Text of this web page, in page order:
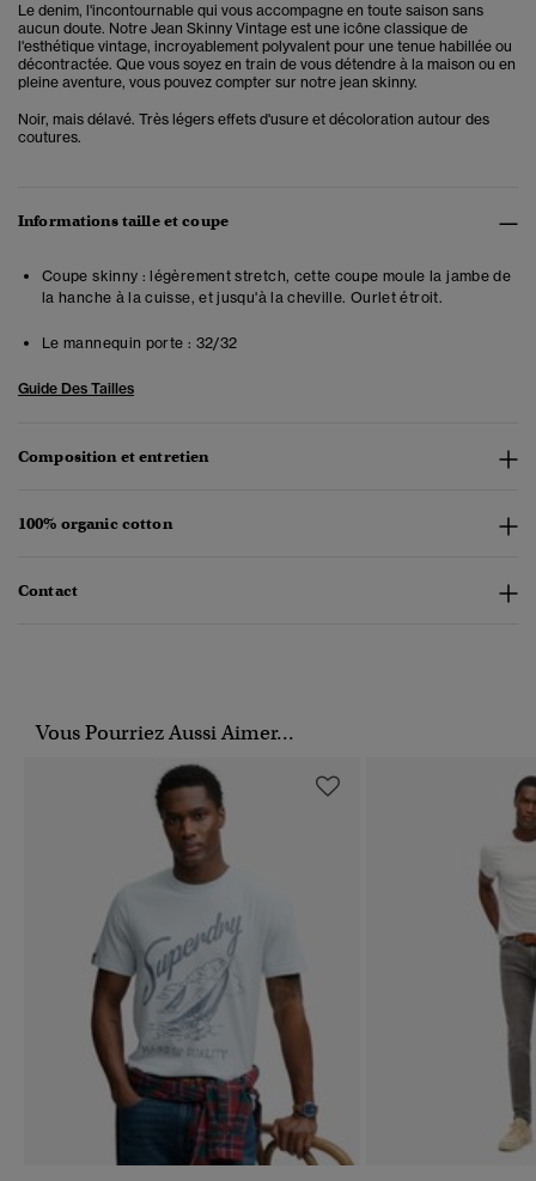
Le denim, l'incontournable qui vous accompagne en toute saison sans
aucun doute. Notre Jean Skinny Vintage est une icône classique de
l'esthétique vintage, incroyablement polyvalent pour une tenue habillée ou
décontractée. Que vous soyez en train de vous détendre à la maison ou en
pleine aventure, vous pouvez compter sur notre jean skinny.
Noir, mais délavé. Très légers effets d'usure et décoloration autour des
coutures.
Informations taille et coupe
Coupe skinny : légèrement stretch, cette coupe moule la jambe de
la hanche à la cuisse, et jusqu'à la cheville. Ourlet étroit.
Le mannequin porte : 32/32
Guide Des Tailles
Composition et entretien
100% organic cotton
Contact
Vous Pourriez Aussi Aimer...